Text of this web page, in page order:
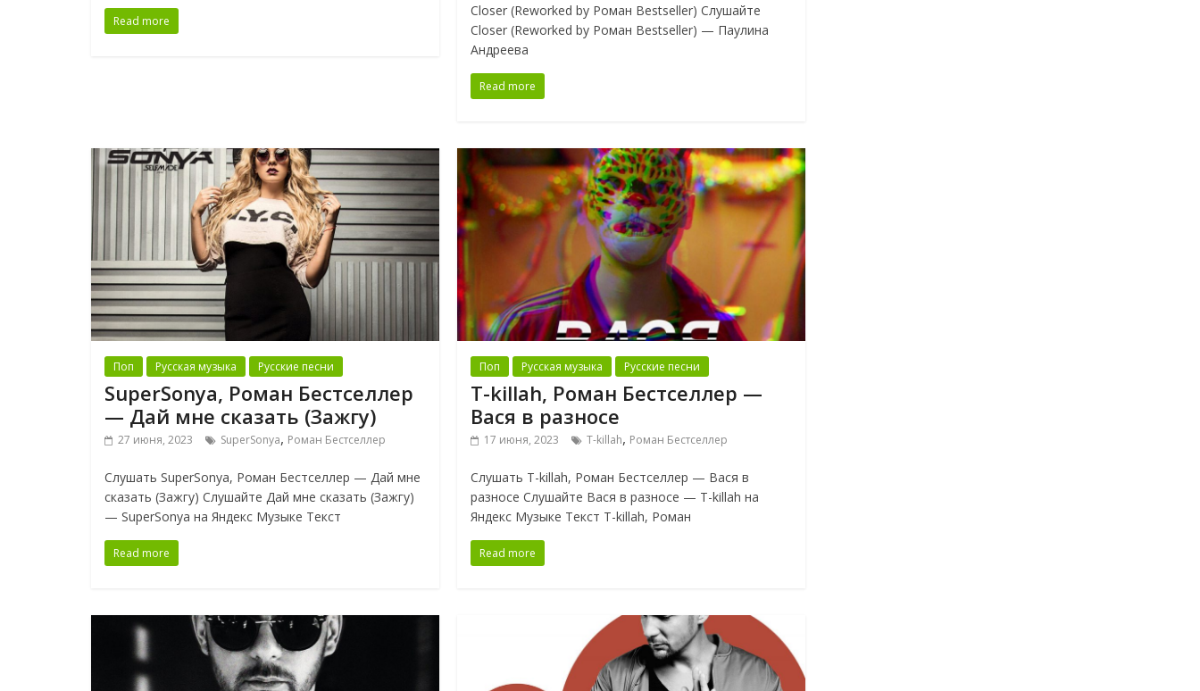
Read more
Closer (Reworked by Роман Bestseller) Слушайте
Closer (Reworked by Роман Bestseller) — Паулина
Андреева
Read more
Поп Русская музыка Русские песни
SuperSonya, Роман Бестселлер
— Дай мне сказать (Зажгу)
27 июня, 2023 SuperSonya, Роман Бестселлер
Слушать SuperSonya, Роман Бестселлер — Дай мне
сказать (Зажгу) Слушайте Дай мне сказать (Зажгу)
— SuperSonya на Яндекс Музыке Текст
Read more
Поп Русская музыка Русские песни
T-killah, Роман Бестселлер —
Вася в разносе
17 июня, 2023 T-killah, Роман Бестселлер
Слушать T-killah, Роман Бестселлер — Вася в
разносе Слушайте Вася в разносе — T-killah на
Яндекс Музыке Текст T-killah, Роман
Read more